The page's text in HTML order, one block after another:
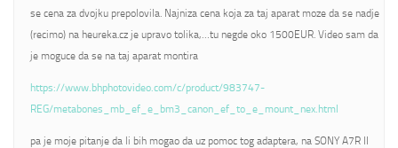
se cena za dvojku prepolovila. Najniza cena koja za taj aparat moze da se nadje
(recimo) na heureka.cz je upravo tolika,…tu negde oko 1500EUR. Video sam da
je moguce da se na taj aparat montira
https://www.bhphotovideo.com/c/product/983747-
REG/metabones_mb_ef_e_bm3_canon_ef_to_e_mount_nex.html
pa je moje pitanje da li bih mogao da uz pomoc tog adaptera, na SONY A7R II